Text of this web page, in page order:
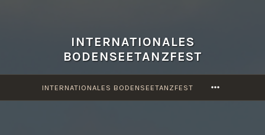
INTERNATIONALES
BODENSEETANZFEST
INTERNATIONALES BODENSEETANZFEST